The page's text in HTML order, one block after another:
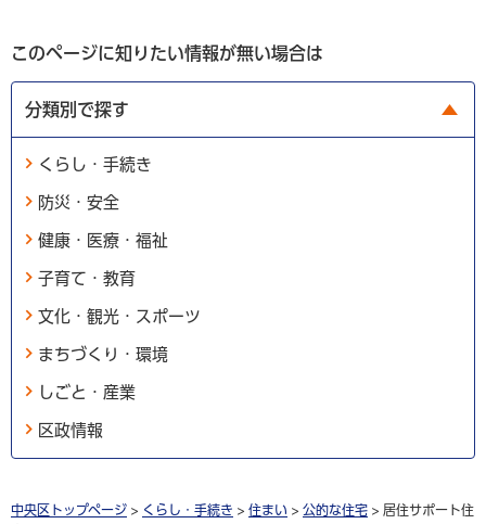
このページに知りたい情報が無い場合は
分類別で探す
くらし・手続き
防災・安全
健康・医療・福祉
子育て・教育
文化・観光・スポーツ
まちづくり・環境
しごと・産業
区政情報
中央区トップページ > くらし・手続き > 住まい > 公的な住宅 > 居住サポート住